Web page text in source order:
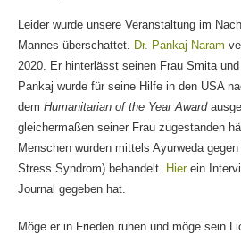
Leider wurde unsere Veranstaltung im
Mannes überschattet.
Dr. Pankaj Naram
2020. Er hinterlässt seinen Frau Smita
Pankaj wurde für seine Hilfe in den USA
dem Humanitarian of the Year Award
gleichermaßen seiner Frau zugestanden
Menschen wurden mittels Ayurweda
Stress Syndrom) behandelt.
Hier ein
Journal gegeben hat.
Möge er in Frieden ruhen und möge sein